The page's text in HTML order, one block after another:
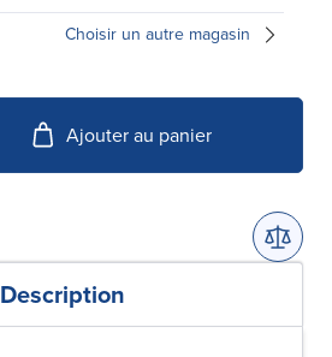
Choisir un autre magasin
Ajouter au panier
Description